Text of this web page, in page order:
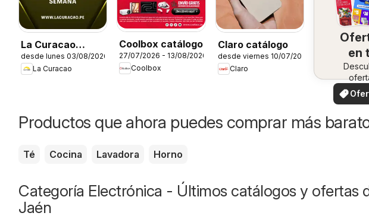
La Curacao
catálogo
desde lunes 03/08/2026
La Curacao
Coolbox catálogo
27/07/2026 - 13/08/2026
Coolbox
Claro catálogo
desde viernes 10/07/2026
Claro
en
Productos que ahora puedes comprar más
Té Cocina Lavadora Horno
Categoría Electrónica - Últimos catálogos y ofertas
Jaén